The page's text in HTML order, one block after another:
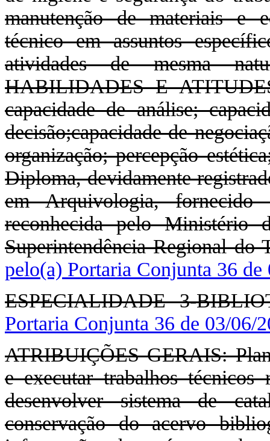
manutenção de materiais e
técnico em assuntos
atividades de mesma
HABILIDADES E
capacidade de análise;
decisão;capacidade de
organização; percepção
Diploma, devidamente
em Arquivologia,
reconhecida pelo
Superintendência Regional do
pelo(a) Portaria Conjunta 36 de
ESPECIALIDADE 3-
Portaria Conjunta 36 de 03/06/
ATRIBUIÇÕES GERAIS:
e executar trabalhos
desenvolver sistema de
conservação do acervo